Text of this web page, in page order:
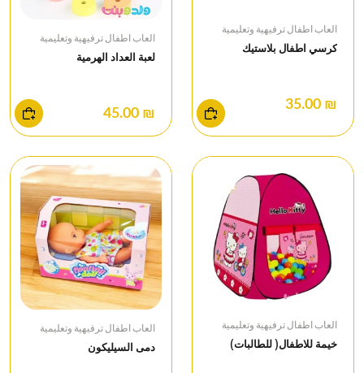
العاب اطفال ترفيهية وتعليمية
كرسي اطفال بلاستيك
₪ 35.00
العاب اطفال ترفيهية وتعليمية
لعبة العداد الهرمية
₪ 45.00
العاب اطفال ترفيهية وتعليمية
خيمة للاطفال( للطالبات)
العاب اطفال ترفيهية وتعليمية
دمى السيليكون